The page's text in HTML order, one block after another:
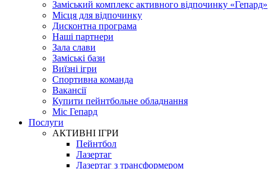
Заміський комплекс активного відпочинку «Гепард»
Місця для відпочинку
Дисконтна програма
Наші партнери
Зала слави
Заміські бази
Виїзні ігри
Спортивна команда
Вакансії
Купити пейнтбольне обладнання
Міс Гепард
Послуги
АКТИВНІ ІГРИ
Пейнтбол
Лазертаг
Лазертаг з трансформером